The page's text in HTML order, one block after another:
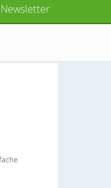
Newsletter